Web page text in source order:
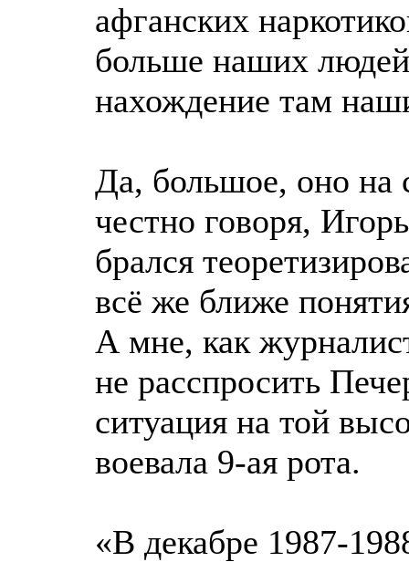
афганских
больше наших
нахождение там
Да, большое, оно на
честно говоря,
брался
всё же ближе
А мне, как
не расспросить
ситуация на той
воевала 9-ая рота.
«В декабре 1987-